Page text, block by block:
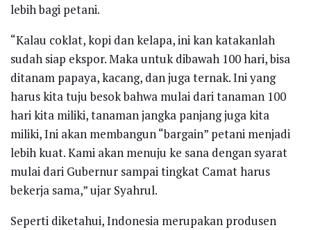
lebih bagi petani.
“Kalau coklat, kopi dan kelapa, ini kan katakanlah
sudah siap ekspor. Maka untuk dibawah 100 hari, bisa
ditanam papaya, kacang, dan juga ternak. Ini yang
harus kita tuju besok bahwa mulai dari tanaman 100
hari kita miliki, tanaman jangka panjang juga kita
miliki, Ini akan membangun “bargain” petani menjadi
lebih kuat. Kami akan menuju ke sana dengan syarat
mulai dari Gubernur sampai tingkat Camat harus
bekerja sama,” ujar Syahrul.
Seperti diketahui, Indonesia merupakan produsen